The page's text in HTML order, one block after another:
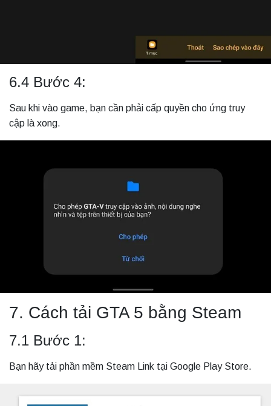
6.4 Bước 4:
Sau khi vào game, bạn cần phải cấp quyền cho ứng truy
cập là xong.
7. Cách tải GTA 5 bằng Steam
7.1 Bước 1:
Bạn hãy tải phần mềm Steam Link tại Google Play Store.